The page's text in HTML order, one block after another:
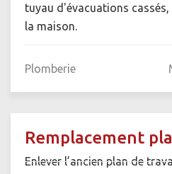
tuyau d'évacuations
la maison.
Plomberie
Remplacement
Enlever l’ancien plan de